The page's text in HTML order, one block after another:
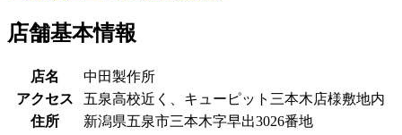
店舗基本情報
店名
中田製作所
アクセス
五泉高校近く、キューピット三本木店様敷地内
住所
新潟県五泉市三本木字早出3026番地